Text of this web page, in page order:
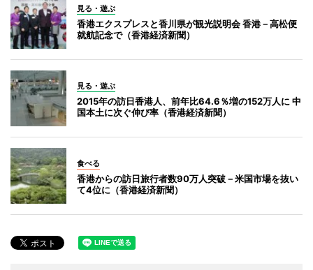
見る・遊ぶ
香港エクスプレスと香川県が観光説明会 香港－高松便
就航記念で（香港経済新聞）
見る・遊ぶ
2015年の訪日香港人、前年比64.6％増の152万人に 中
国本土に次ぐ伸び率（香港経済新聞）
食べる
香港からの訪日旅行者数90万人突破－米国市場を抜い
て4位に（香港経済新聞）